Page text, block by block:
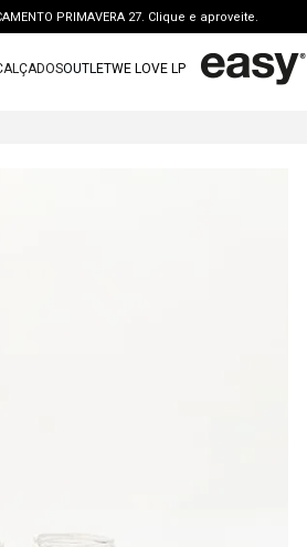
PRIMAVERA 27. Clique e aproveite.
| garanta benefícios exclusivos. CONSULTAR >
GRÁTIS | a partir de R$ 699. APROVEITAR >
OUTLETWE LOVE LP